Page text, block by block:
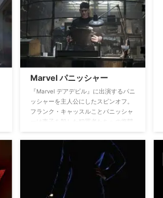
も、街の大金持ちレックス・ルーサー
の命を救うなど、正義感は人一倍強か
った。スーパーマンとして活躍する片
鱗を魅せながら、普通の青年と同じよ
うに、日々の生活に苦悩するクラー
ク・ケントが描かれる。
Marvel パニッシャー
『Marvel デアデビル』に出演するパニ
ッシャーを主人公にしたスピンオフ。
フランク・キャッスルことパニッシャ
ーは妻子を殺した犯罪者たちへの復讐